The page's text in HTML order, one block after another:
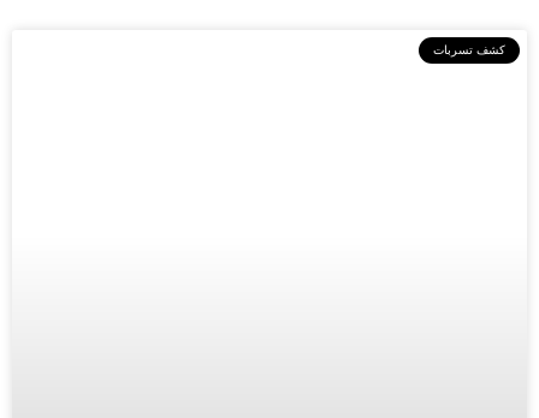
كشف تسربات